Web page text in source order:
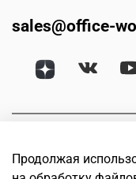
sales@office-
Продолжая